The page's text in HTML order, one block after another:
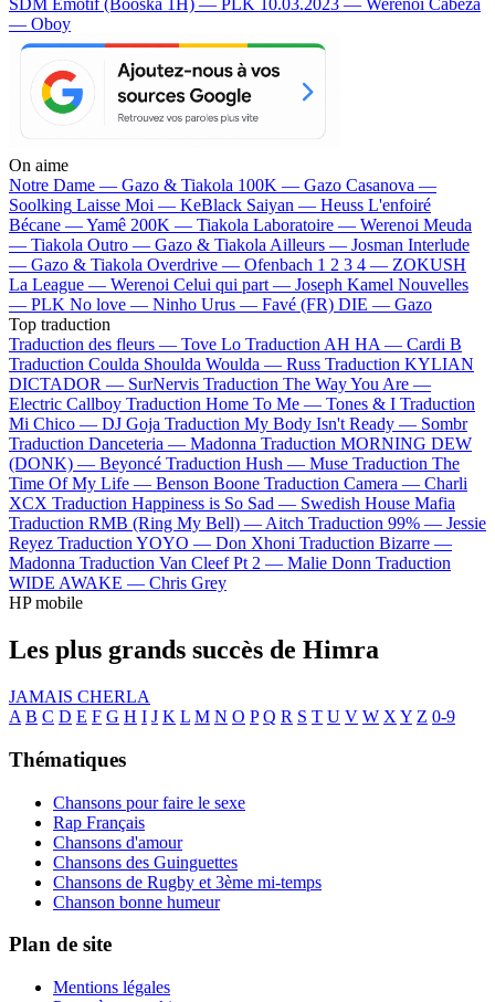
SDM Emotif (Booska 1H) — PLK 10.03.2023 — Werenoi Cabeza
— Oboy
On aime
Notre Dame — Gazo & Tiakola 100K — Gazo Casanova —
Soolking Laisse Moi — KeBlack Saiyan — Heuss L'enfoiré
Bécane —Yamê 200K — Tiakola Laboratoire — Werenoi Meuda
— Tiakola Outro — Gazo & TiakolaAilleurs — Josman Interlude
— Gazo & Tiakola Overdrive — Ofenbach 1 2 3 4 — ZOKUSH
La League — Werenoi Celui qui part — Joseph Kamel Nouvelles
— PLK No love — Ninho Urus — Favé (FR) DIE — Gazo
Top traduction
Traduction des fleurs — Tove Lo Traduction AH HA — Cardi B
Traduction Coulda Shoulda Woulda — Russ Traduction KYLIAN
DICTADOR — SurNervis Traduction The Way You Are —
Electric Callboy Traduction Home To Me — Tones & I Traduction
Mi Chico — DJ Goja Traduction My Body Isn't Ready — Sombr
Traduction Danceteria — Madonna Traduction MORNING DEW
(DONK) — Beyoncé Traduction Hush — Muse Traduction The
Time Of My Life — Benson Boone Traduction Camera — Charli
XCX Traduction Happiness is So Sad — Swedish House Mafia
Traduction RMB (Ring My Bell) —Aitch Traduction 99% — Jessie
Reyez Traduction YOYO — Don Xhoni Traduction Bizarre —
Madonna Traduction Van Cleef Pt 2 — Malie Donn Traduction
WIDE AWAKE — Chris Grey
HP mobile
Les plus grands succès de Himra
JAMAIS CHERLA
A B C D E F G H I J K L M N O P Q R S T U V W X Y Z 0-9
Thématiques
Chansons pour faire le sexe
Rap Français
Chansons d'amour
Chansons des Guinguettes
Chansons de Rugby et 3ème mi-temps
Chanson bonne humeur
Plan de site
Mentions légales